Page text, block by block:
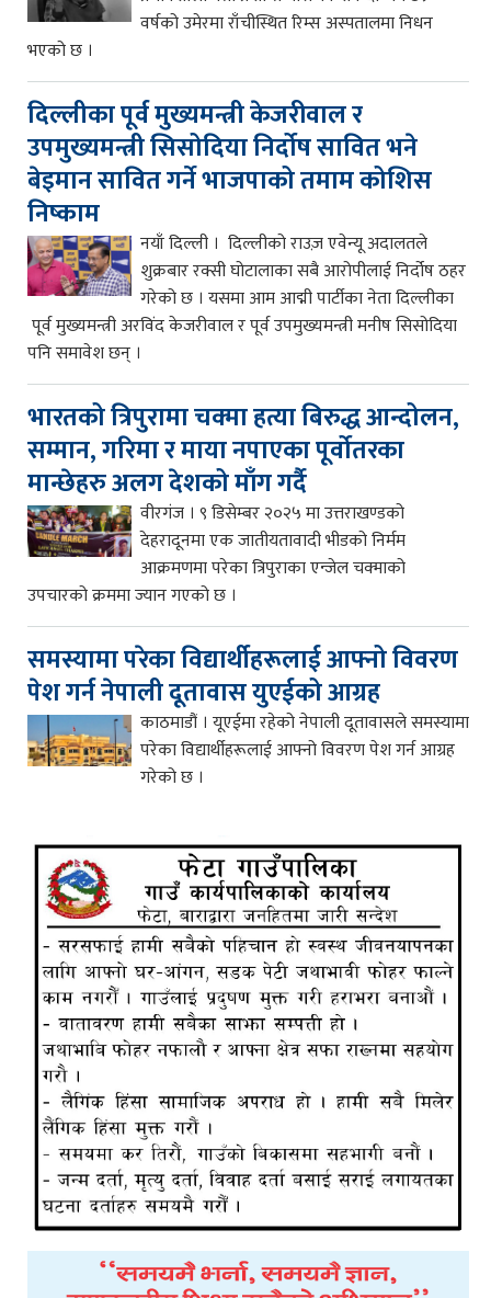
वर्षको उमेरमा राँचीस्थित रिम्स अस्पतालमा निधन
भएको छ ।
दिल्लीका पूर्व मुख्यमन्त्री केजरीवाल र
उपमुख्यमन्त्री सिसोदिया निर्दोष सावित भने
बेइमान सावित गर्ने भाजपाको तमाम कोशिस
निष्काम
नयाँ दिल्ली । दिल्लीको राउज़ एवेन्यू अदालतले
शुक्रबार रक्सी घोटालाका सबै आरोपीलाई निर्दोष ठहर
गरेको छ । यसमा आम आद्मी पार्टीका नेता दिल्लीका
पूर्व मुख्यमन्त्री अरविंद केजरीवाल र पूर्व उपमुख्यमन्त्री मनीष सिसोदिया
पनि समावेश छन् ।
भारतको त्रिपुरामा चक्मा हत्या बिरुद्ध आन्दोलन,
सम्मान, गरिमा र माया नपाएका पूर्वोतरका
मान्छेहरु अलग देशको माँग गर्दै
वीरगंज । ९ डिसेम्बर २०२५ मा उत्तराखण्डको
देहरादूनमा एक जातीयतावादी भीडको निर्मम
आक्रमणमा परेका त्रिपुराका एन्जेल चक्माको
उपचारको क्रममा ज्यान गएको छ ।
समस्यामा परेका विद्यार्थीहरूलाई आफ्नो विवरण
पेश गर्न नेपाली दूतावास युएईको आग्रह
काठमाडौं । यूएईमा रहेको नेपाली दूतावासले समस्यामा
परेका विद्यार्थीहरूलाई आफ्नो विवरण पेश गर्न आग्रह
गरेको छ ।